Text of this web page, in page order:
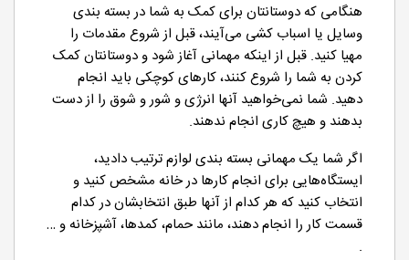
هنگامی که دوستانتان برای کمک به شما در بسته بندی
وسایل یا اسباب کشی می‌آیند، قبل از شروع مقدمات را
مهیا کنید. قبل از اینکه مهمانی آغاز شود و دوستانتان کمک
کردن به شما را شروع کنند، کارهای کوچکی باید انجام
دهید. شما نمی‌خواهید آنها انرژی و شور و شوق را از دست
بدهند و هیچ کاری انجام ندهند.
اگر شما یک مهمانی بسته بندی لوازم ترتیب دادید،
ایستگاه‌هایی برای انجام کارها در خانه مشخص کنید و
انتخاب کنید که هر کدام از آنها طبق انتخابشان در کدام
قسمت کار را انجام دهند، مانند حمام، کمدها، آشپزخانه و …
.